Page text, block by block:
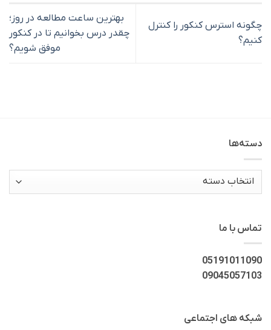
چگونه استرس کنکور را کنترل
کنیم؟
بهترین ساعت مطالعه در روز؛
چقدر درس بخوانیم تا در کنکور
موفق شویم؟
دسته‌ها
دسته‌ها
تماس با ما
05191011090
09045057103
شبکه های اجتماعی